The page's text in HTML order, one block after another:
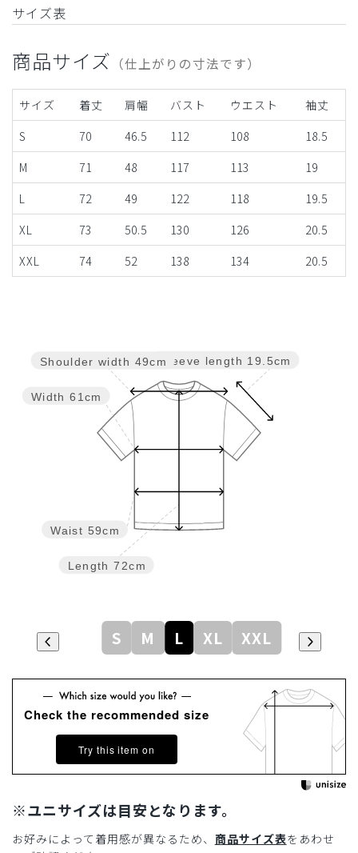
サイズ表
商品サイズ （仕上がりの寸法です）
サイズ 着丈 肩幅 バスト ウエスト
袖丈
S
70 46.5 112 108
18.5
M
71 48 117 113
19
L
72 49 122 118
19.5
XL
73 50.5 130 126
20.5
XXL
74 52 138 134 20.5
Sleeve length 19.5cm
Length 72cm
Waist 59cm
Width 61cm
Shoulder width 49cm
S M L XL XXL
Check the recommended size
Try this item on
※ユニサイズは目安となります。
お好みによって着用感が異なるため、 商品サイズ表をあわせ